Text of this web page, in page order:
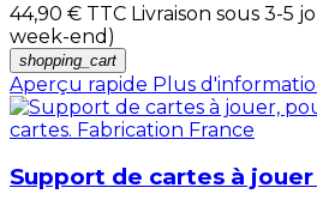
44,90 € TTC Livraison sous 3-5
week-end)
shopping_cart
Aperçu rapide Plus
Support de cartes à